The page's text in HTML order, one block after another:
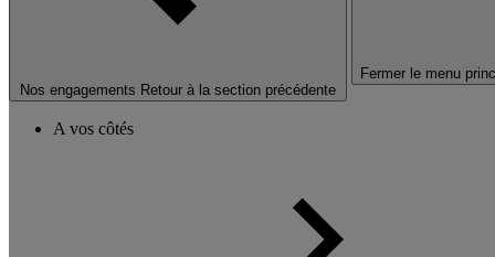
Nos engagements Retour à la section précédente
Fermer le menu
A vos côtés